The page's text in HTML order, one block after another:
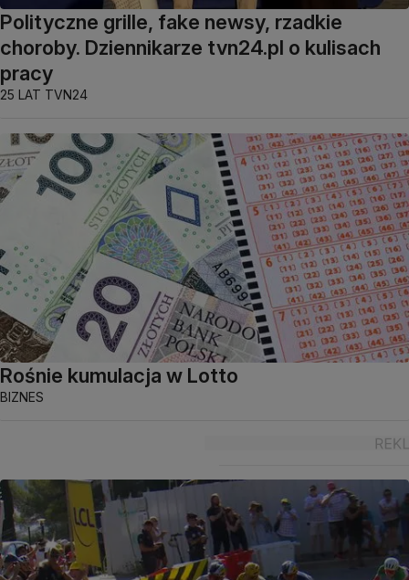
Polityczne grille, fake newsy, rzadkie
choroby. Dziennikarze tvn24.pl o kulisach
pracy
25 LAT TVN24
Rośnie kumulacja w Lotto
BIZNES